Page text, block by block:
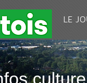
LE